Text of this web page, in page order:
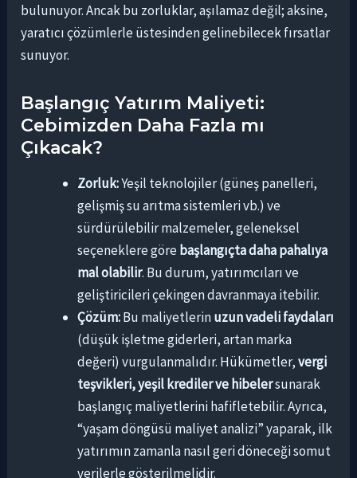
bulunuyor. Ancak bu zorluklar, aşılamaz değil; aksine,
yaratıcı çözümlerle üstesinden gelinebilecek fırsatlar
sunuyor.
Başlangıç Yatırım Maliyeti:
Cebimizden Daha Fazla mı
Çıkacak?
Zorluk:Yeşil teknolojiler (güneş panelleri,
gelişmiş su arıtma sistemleri vb.) ve
sürdürülebilir malzemeler, geleneksel
seçeneklere göre başlangıçta daha pahalıya
mal olabilir. Bu durum, yatırımcıları ve
geliştiricileri çekingen davranmaya itebilir.
Çözüm:Bu maliyetlerinuzun vadeli faydaları
(düşük işletme giderleri, artan marka
değeri) vurgulanmalıdır. Hükümetler,vergi
teşvikleri, yeşil krediler ve hibelersunarak
başlangıç maliyetlerini hafifletebilir. Ayrıca,
“yaşam döngüsü maliyet analizi” yaparak, ilk
yatırımın zamanla nasıl geri döneceği somut
verilerle gösterilmelidir.